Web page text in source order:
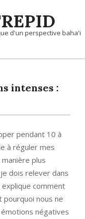
d'un perspective baha'i
intenses :
pendant 10 à
à réguler mes
plus
dois relever dans
explique comment
nous ne
négatives